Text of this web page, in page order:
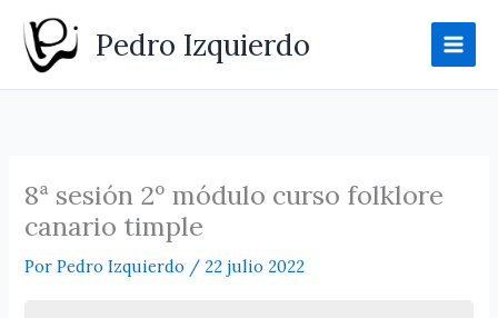
contenido
Pedro Izquierdo
8ª sesión 2º módulo curso folklore
canario timple
PorPedro Izquierdo / 22 julio 2022